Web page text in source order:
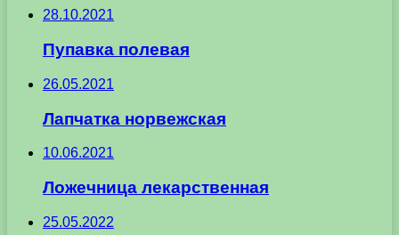
28.10.2021
Пупавка полевая
26.05.2021
Лапчатка норвежская
10.06.2021
Ложечница лекарственная
25.05.2022